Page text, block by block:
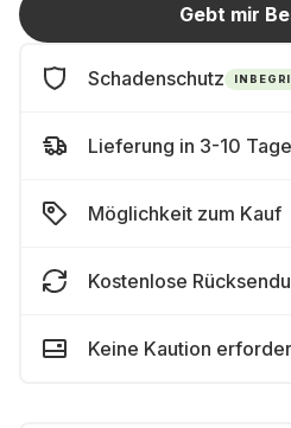
Gebt mir
Schadenschutz
Lieferung in 3-10
Möglichkeit zum Kauf
Kostenlose
Keine Kaution